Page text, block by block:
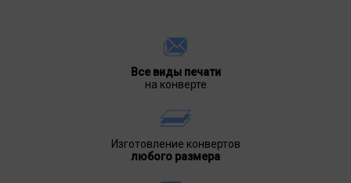
Все виды печати
на конверте
Изготовление конвертов
любого размера